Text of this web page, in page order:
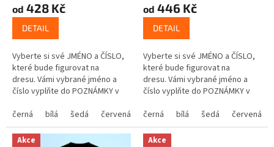
od 428 Kč
DETAIL
Vyberte si své JMÉNO a ČÍSLO,
které bude figurovat na
dresu. Vámi vybrané jméno a
číslo vyplňte do POZNÁMKY v
černá
bílá šedá červená modrá žlutá zelená růžová
od 446 Kč
DETAIL
Vyberte si své JMÉNO a ČÍSLO,
které bude figurovat na
dresu. Vámi vybrané jméno a
číslo vyplňte do POZNÁMKY v
černá
bílá šedá červená
Akce
Akce